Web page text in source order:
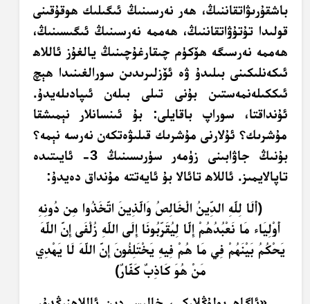
باشقۇرىۋاتقاننىڭ، ھەر نەرسىنىڭ ئىگىلىك ھوقۇقىنى
قولىدا تۇتۇۋاتقاننىڭ، ھەممە نەرسىنىڭ ئىگىسىنىڭ،
ھەممە نەرسىگە ھۆكۈم چىقارغۇچىنىڭ يالغۇز ئاللاھ
ئىكەنلىكىنى بىلىدۇ ۋە ئۆزلىرىدىن سورالغىنىدا ھېچ
ئىككىلەنمەستىن بۇنى تىلى بىلەن ئىپادىلەيدۇ.
ئۇنداقتا، سوراپ باقايلى: بۇ ئىنسانلار نېمىشقا
مۇشرىك؟ ئۇلارنى مۇشرىك قىلىۋەتكەن نەرسە نېمە؟
بۇنىڭ جاۋابىنى زۈمەر سۈرىسىنىڭ 3- ئايىتىدە
تاپالايمىز. ئاللاھ تائالا بۇ ئايەتتە مۇنداق دەيدۇ:
﴿أَلَا لِلَّهِ الدِّينُ الْخَالِصُ وَالَّذِينَ اتَّخَذُوا مِن دُونِهِ
أَوْلِيَاء مَا نَعْبُدُهُمْ إِلَّا لِيُقَرِّبُونَا إِلَى اللَّهِ زُلْفَى إِنَّ اللَّهَ
يَحْكُمُ بَيْنَهُمْ فِي مَا هُمْ فِيهِ يَخْتَلِفُونَ إِنَّ اللَّهَ لَا يَهْدِي
مَنْ هُوَ كَاذِبٌ كَفَّارٌ﴾